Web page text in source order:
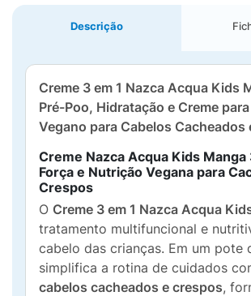
Descrição
Creme 3 em 1 Nazca Acqua Kids
Pré-Poo, Hidratação e Creme
Vegano para Cabelos Cacheados
Creme Nazca Acqua Kids Manga
Força e Nutrição Vegana para
Crespos
O Creme 3 em 1 Nazca Acqua
tratamento multifuncional e
cabelo das crianças. Em um pote
simplifica a rotina de cuidados
cabelos cacheados e crespos,